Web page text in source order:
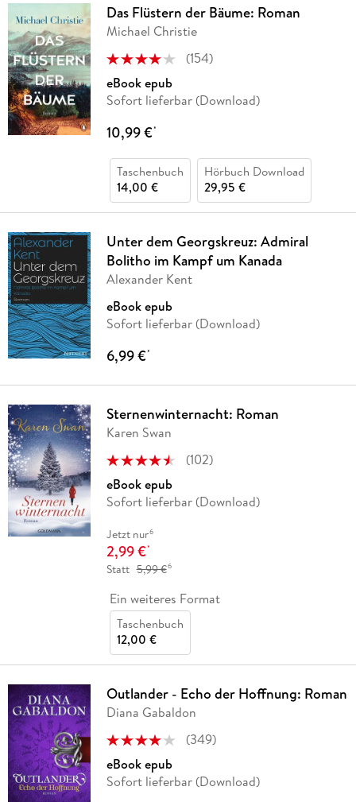
Das Flüstern der Bäume: Roman
Michael Christie
(154)
eBook epub
Sofort lieferbar (Download)
10,99 €*
Taschenbuch
14,00 €
Hörbuch Download
29,95 €
Unter dem Georgskreuz: Admiral
Bolitho im Kampf um Kanada
Alexander Kent
eBook epub
Sofort lieferbar (Download)
6,99 €*
Sternenwinternacht: Roman
Karen Swan
(102)
eBook epub
Sofort lieferbar (Download)
Jetzt nur6
2,99 €*
Statt 5,99 €6
Ein weiteres Format
Taschenbuch
12,00 €
Outlander - Echo der Hoffnung: Roman
Diana Gabaldon
(349)
eBook epub
Sofort lieferbar (Download)